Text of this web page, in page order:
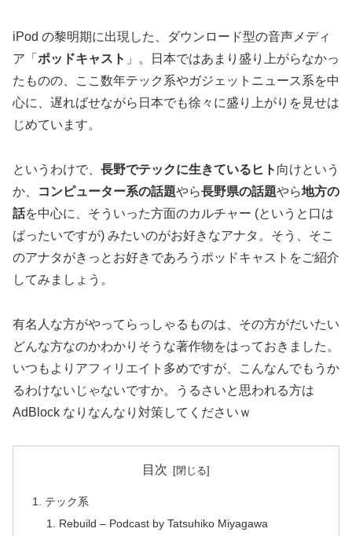
iPod の黎明期に出現した、ダウンロード型の音声メディ
ア「 ポッドキャスト 」。日本ではあまり盛り上がらなかっ
たものの、ここ数年テック系やガジェットニュース系を中
心に、遅ればせながら日本でも徐々に盛り上がりを見せは
じめています。
というわけで、 長野でテックに生きているヒト 向けという
か、
コンピューター系の話題やら長野県の話題やら地方の
話を中心に、そういった方面のカルチャー (というと口は
ばったいですが) みたいのがお好きなアナタ。そう、そこ
のアナタがきっとお好きであろうポッドキャストをご紹介
してみましょう。
有名人な方がやってらっしゃるものは、その方がだいたい
どんな方なのかわかりそうな著作物をはっておきました。
いつもよりアフィリエイト多めですが、こんなんでもうか
るわけないじゃないですか。うるさいと思われる方は
AdBlock なりなんなり対策してくださいｗ
目次
テック系
Rebuild – Podcast by Tatsuhiko Miyagawa